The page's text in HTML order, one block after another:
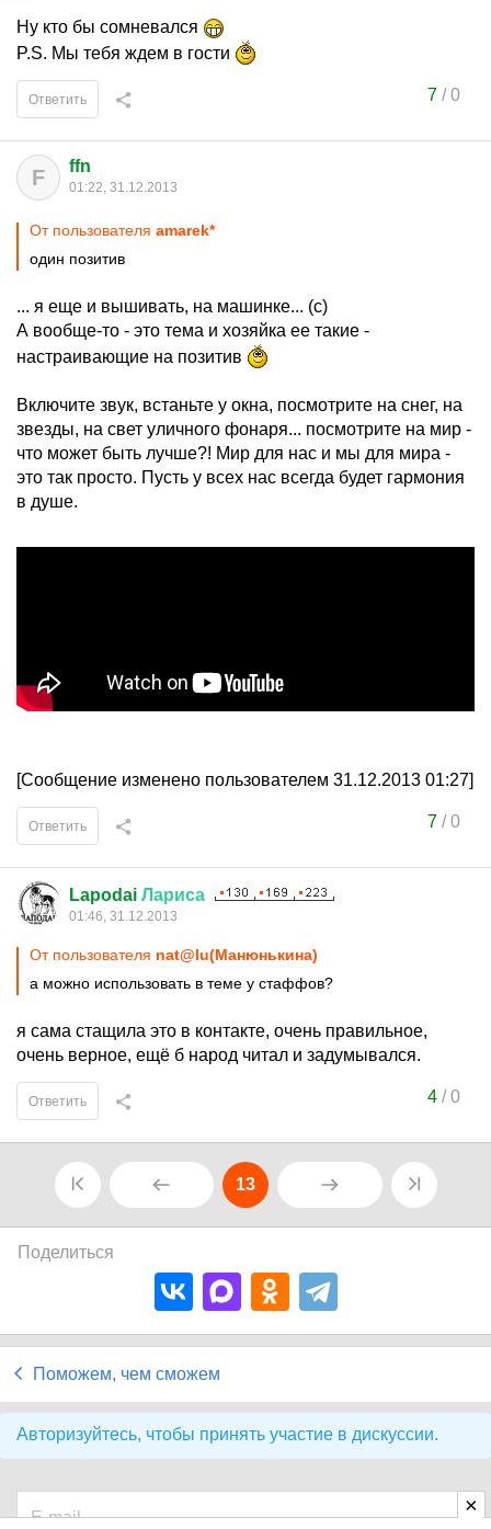
Ну кто бы сомневался
P.S. Мы тебя ждем в гости
7/0
Ответить
F ffn
01:22, 31.12.2013
От пользователя amarek*
один позитив
... я еще и вышивать, на машинке... (с)
А вообще-то - это тема и хозяйка ее такие -
настраивающие на позитив
Включите звук, встаньте у окна, посмотрите на снег, на
звезды, на свет уличного фонаря... посмотрите на мир -
что может быть лучше?! Мир для нас и мы для мира -
это так просто. Пусть у всех нас всегда будет гармония
в душе.
[Сообщение изменено пользователем 31.12.2013 01:27]
7/0
Ответить
Lapodai Лариса
01:46, 31.12.2013
От пользователя nat@lu(Манюнькина)
а можно использовать в теме у стаффов?
я сама стащила это в контакте, очень правильное,
очень верное, ещё б народ читал и задумывался.
4/0
Ответить
13
Поделиться
Поможем, чем сможем
Авторизуйтесь, чтобы принять участие в дискуссии.